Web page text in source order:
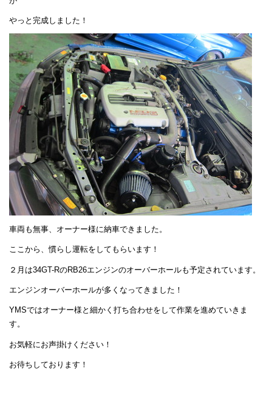
やっと完成しました！
車両も無事、オーナー様に納車できました。
ここから、慣らし運転をしてもらいます！
２月は34GT-RのRB26エンジンのオーバーホールも予定されています。
エンジンオーバーホールが多くなってきました！
YMSではオーナー様と細かく打ち合わせをして作業を進めていきま
す。
お気軽にお声掛けください！
お待ちしております！